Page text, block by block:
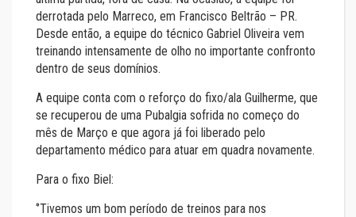
derrotada pelo Marreco, em Francisco Beltrão – PR.
Desde então, a equipe do técnico Gabriel Oliveira vem
treinando intensamente de olho no importante confronto
dentro de seus domínios.
A equipe conta com o reforço do fixo/ala Guilherme, que
se recuperou de uma Pubalgia sofrida no começo do
mês de Março e que agora já foi liberado pelo
departamento médico para atuar em quadra novamente.
Para o fixo Biel:
‘’Tivemos um bom período de treinos para nos